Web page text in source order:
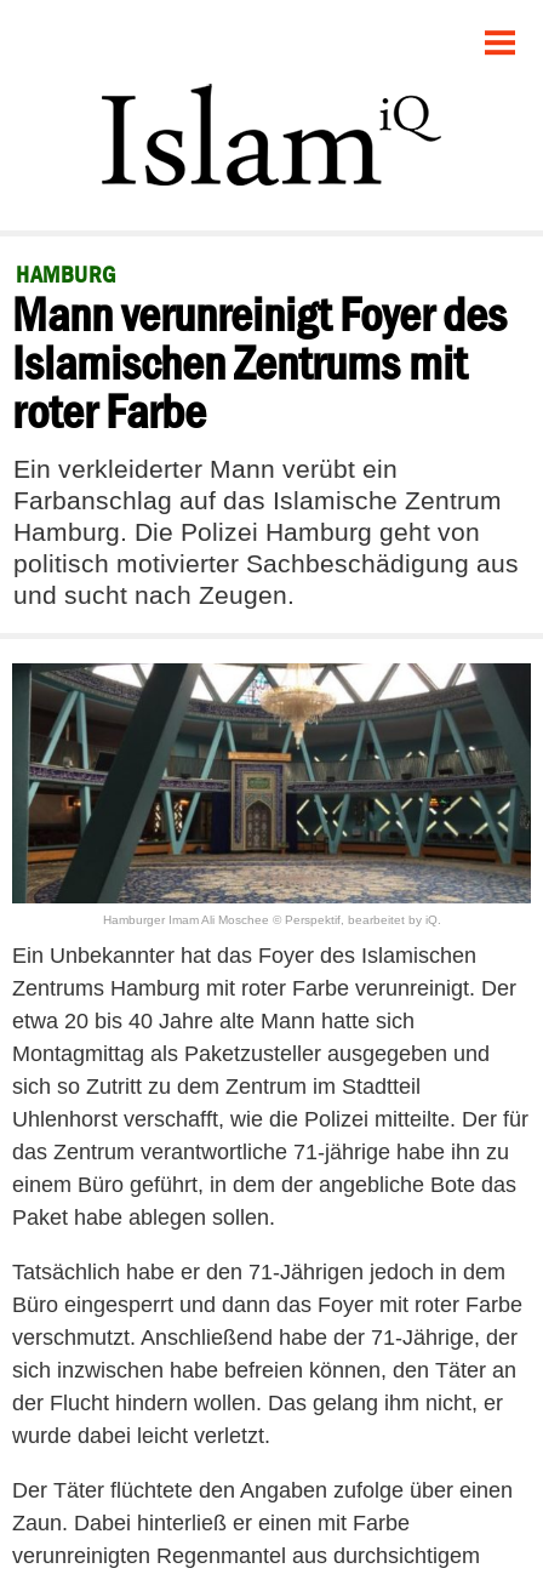
POLITIK
GESELLSCHAFT
RECHT
FEUILLETON
DEBATTE
HAMBURG
Mann verunreinigt Foyer des
Islamischen Zentrums mit
roter Farbe
Ein verkleiderter Mann verübt ein
Farbanschlag auf das Islamische Zentrum
Hamburg. Die Polizei Hamburg geht von
politisch motivierter Sachbeschädigung aus
und sucht nach Zeugen.
Hamburger Imam Ali Moschee © Perspektif, bearbeitet by iQ.
Ein Unbekannter hat das Foyer des Islamischen
Zentrums Hamburg mit roter Farbe verunreinigt. Der
etwa 20 bis 40 Jahre alte Mann hatte sich
Montagmittag als Paketzusteller ausgegeben und
sich so Zutritt zu dem Zentrum im Stadtteil
Uhlenhorst verschafft, wie die Polizei mitteilte. Der für
das Zentrum verantwortliche 71-jährige habe ihn zu
einem Büro geführt, in dem der angebliche Bote das
Paket habe ablegen sollen.
Tatsächlich habe er den 71-Jährigen jedoch in dem
Büro eingesperrt und dann das Foyer mit roter Farbe
verschmutzt. Anschließend habe der 71-Jährige, der
sich inzwischen habe befreien können, den Täter an
der Flucht hindern wollen. Das gelang ihm nicht, er
wurde dabei leicht verletzt.
Der Täter flüchtete den Angaben zufolge über einen
Zaun. Dabei hinterließ er einen mit Farbe
verunreinigten Regenmantel aus durchsichtigem